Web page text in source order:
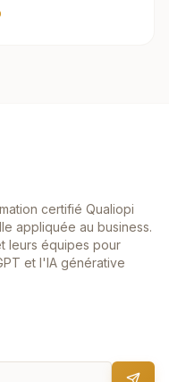
certifié Qualiopi
appliquée au business.
leurs équipes pour
et l'IA générative